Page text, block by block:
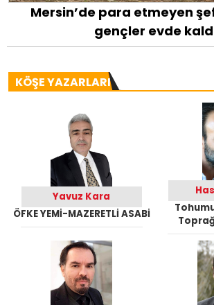
Mersin’de para etmeyen
gençler evde
KÖŞE YAZARLARI
Yavuz Kara
ÖFKE YEMİ-MAZERETLİ ASABİ